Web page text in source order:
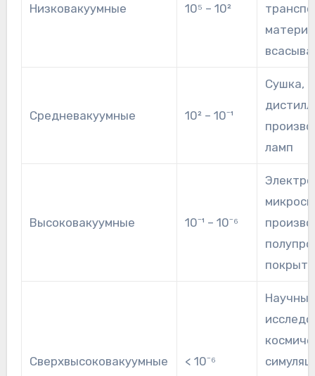
Низковакуумные 10⁵ – 10²
Средневакуумные 10² – 10⁻¹
Сушка,
ламп
Высоковакуумные 10⁻¹ – 10⁻⁶
Сверхвысоковакуумные < 10⁻⁶
Научные